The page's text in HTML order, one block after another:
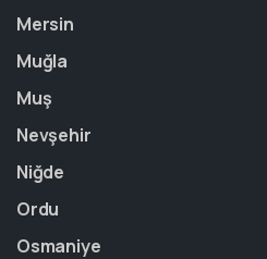
Mersin
Muğla
Muş
Nevşehir
Niğde
Ordu
Osmaniye